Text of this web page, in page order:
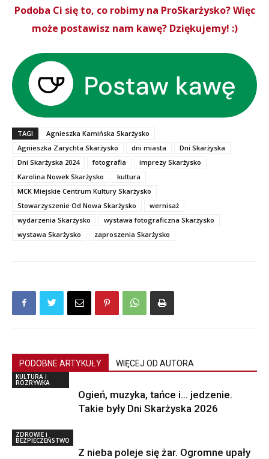
Podoba Ci się to, co robimy na ProSkarżysko? Więc
może postawisz nam kawę? Dziękujemy! :)
TAGI
Agnieszka Kamińska Skarżysko
Agnieszka Zarychta Skarżysko
dni miasta
Dni Skarżyska
Dni Skarżyska 2024
fotografia
imprezy Skarżysko
Karolina Nowek Skarżysko
kultura
MCK Miejskie Centrum Kultury Skarżysko
Stowarzyszenie Od Nowa Skarżysko
wernisaż
wydarzenia Skarżysko
wystawa fotograficzna Skarżysko
wystawa Skarżysko
zaproszenia Skarżysko
PODOBNE ARTYKUŁY WIĘCEJ OD AUTORA
KULTURA i
ROZRYWKA
Ogień, muzyka, tańce i… jedzenie.
Takie były Dni Skarżyska 2026
ZDROWIE i
BEZPIECZEŃSTWO
Z nieba poleje się żar. Ogromne upały